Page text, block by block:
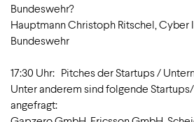
Bundeswehr?
Hauptmann Christoph Ritschel, Cyber
Bundeswehr
17:30 Uhr: Pitches der Startups /
Unter anderem sind folgende
angefragt: